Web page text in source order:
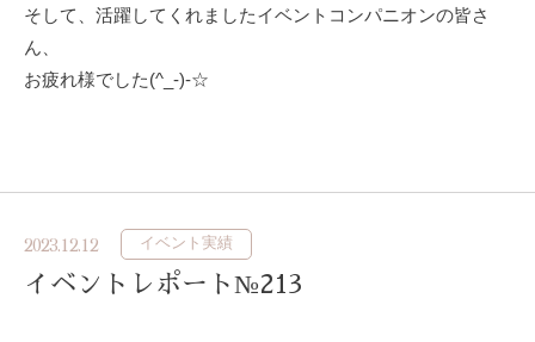
そして、活躍してくれましたイベントコンパニオンの皆さ
ん、
お疲れ様でした(^_-)-☆
2023.12.12 イベント実績
イベントレポート№213